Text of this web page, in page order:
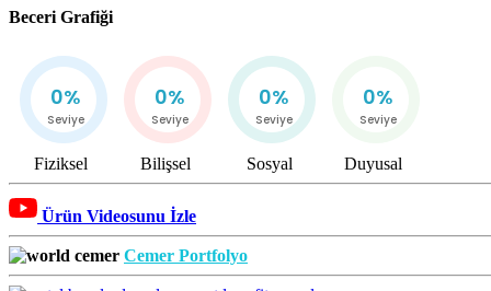
Beceri Grafiği
0%
Seviye
Fiziksel
0%
Seviye
Bilişsel
0%
Seviye
Sosyal
0%
Seviye
Duyusal
Ürün Videosunu İzle
Cemer Portfolyo